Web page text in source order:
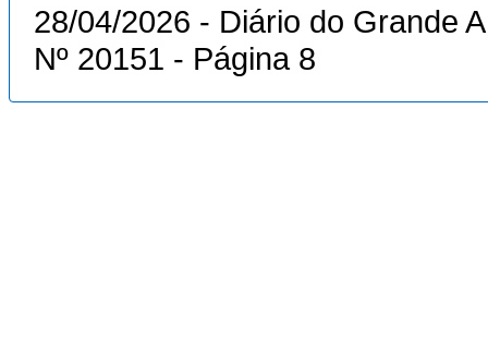
28/04/2026 - Diário do Grande
Nº 20151 - Página 8